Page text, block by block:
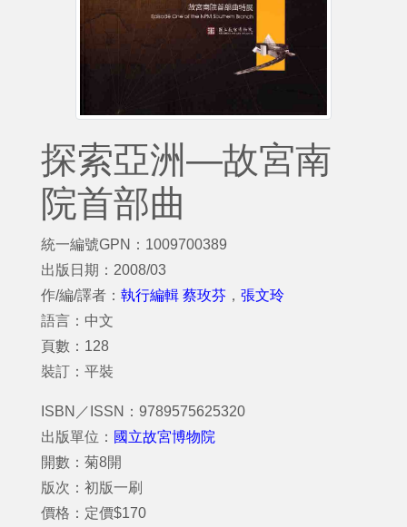
探索亞洲—故宮南
院首部曲
統一編號GPN：1009700389
出版日期：2008/03
作/編/譯者： 執行編輯 蔡玫芬 ， 張文玲
語言：中文
頁數：128
裝訂：平裝
ISBN／ISSN：9789575625320
出版單位： 國立故宮博物院
開數：菊8開
版次：初版一刷
價格：定價$170